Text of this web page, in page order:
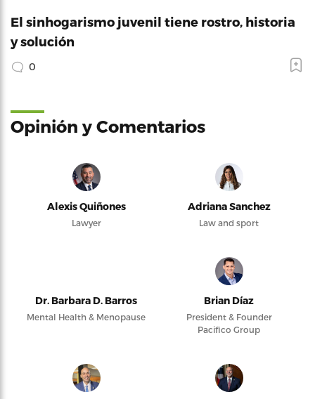
El sinhogarismo juvenil tiene rostro, historia
y solución
0
Opinión y Comentarios
Alexis Quiñones
Lawyer
Adriana Sanchez
Law and sport
Dr. Barbara D. Barros
Mental Health & Menopause
Brian Díaz
President & Founder
Pacifico Group